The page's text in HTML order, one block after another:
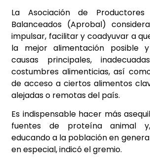
La Asociación de
Balanceados (Aprobal)
impulsar, facilitar y coadyuvar a
la mejor alimentación posible
causas principales,
costumbres alimenticias, así
de acceso a ciertos alimentos
alejadas o remotas del país.
Es indispensable hacer más
fuentes de proteína animal
educando a la población en
en especial, indicó el gremio.